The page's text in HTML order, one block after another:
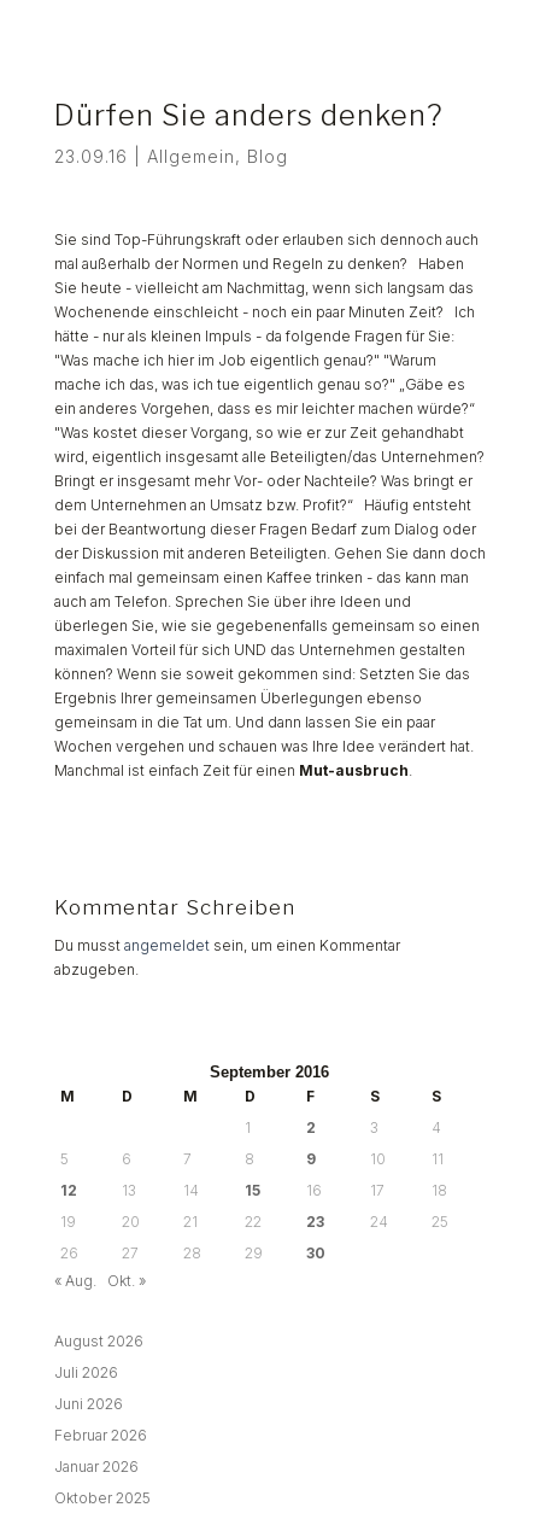
Dürfen Sie anders denken?
23.09.16 Allgemein, Blog
Sie sind Top-Führungskraft oder erlauben sich dennoch auch
mal außerhalb der Normen und Regeln zu denken? Haben
Sie heute - vielleicht am Nachmittag, wenn sich langsam das
Wochenende einschleicht - noch ein paar Minuten Zeit? Ich
hätte - nur als kleinen Impuls - da folgende Fragen für Sie:
"Was mache ich hier im Job eigentlich genau?" "Warum
mache ich das, was ich tue eigentlich genau so?" „Gäbe es
ein anderes Vorgehen, dass es mir leichter machen würde?“
"Was kostet dieser Vorgang, so wie er zur Zeit gehandhabt
wird, eigentlich insgesamt alle Beteiligten/das Unternehmen?
Bringt er insgesamt mehr Vor- oder Nachteile? Was bringt er
dem Unternehmen an Umsatz bzw. Profit?“ Häufig entsteht
bei der Beantwortung dieser Fragen Bedarf zum Dialog oder
der Diskussion mit anderen Beteiligten. Gehen Sie dann doch
einfach mal gemeinsam einen Kaffee trinken - das kann man
auch am Telefon. Sprechen Sie über ihre Ideen und
überlegen Sie, wie sie gegebenenfalls gemeinsam so einen
maximalen Vorteil für sich UND das Unternehmen gestalten
können? Wenn sie soweit gekommen sind: Setzten Sie das
Ergebnis Ihrer gemeinsamen Überlegungen ebenso
gemeinsam in die Tat um. Und dann lassen Sie ein paar
Wochen vergehen und schauen was Ihre Idee verändert hat.
Manchmal ist einfach Zeit für einen Mut-ausbruch.
Kommentar Schreiben
Du musst angemeldetsein, um einen Kommentar
abzugeben.
September 2016
M
D M D F S
S
1
2 3
4
5
6 7 8 9 10
11
12
13 14 15 16 17
18
19
20 21 22 23 24
25
26
27 28 29
30
« Aug.
Okt. »
August 2026
Juli 2026
Juni 2026
Februar 2026
Januar 2026
Oktober 2025